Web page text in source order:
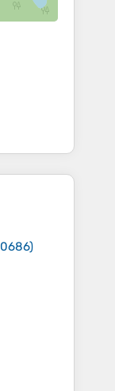
)